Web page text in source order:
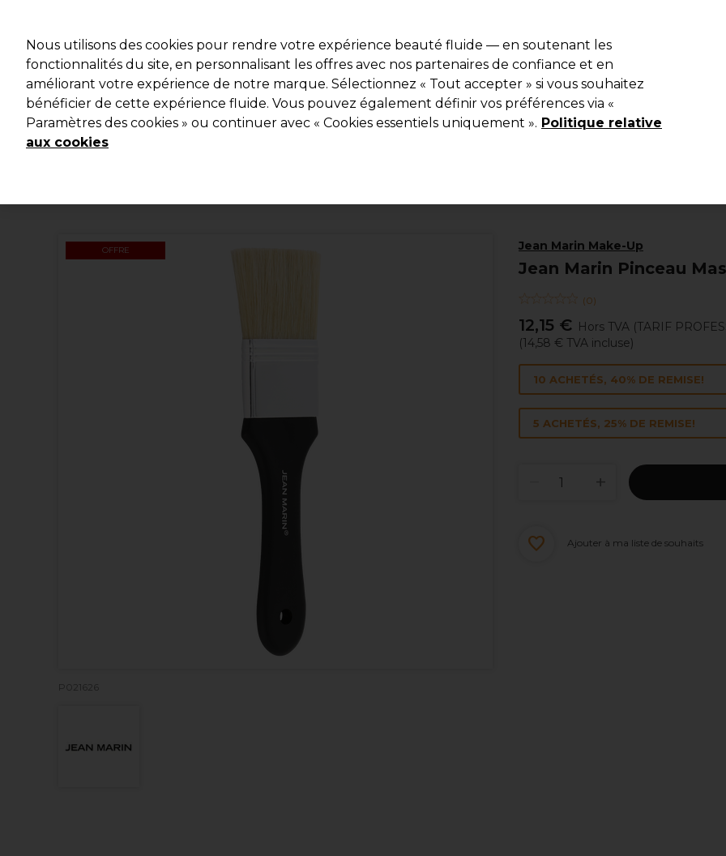
Rechercher
Marques Bons plans Coiffure Electro et Matériel Equipement de salon Beauté Hommes Les
Livraison et délais
Jean Marin Make-Up
Jean Marin Pinceau
(0)
12,15 € Hors TVA (TARIF
(14,58 € TVA incluse)
OFFRE
P021626
10 ACHETÉS, 40% DE REMISE!
5 ACHETÉS, 25% DE REMISE!
Ajouter à ma liste de souhaits
Nous utilisons des cookies pour rendre votre expérience beauté fluide — en soutenant les
fonctionnalités du site, en personnalisant les offres avec nos partenaires de confiance et en
améliorant votre expérience de notre marque. Sélectionnez « Tout accepter » si vous souhaitez
bénéficier de cette expérience fluide. Vous pouvez également définir vos préférences via «
Paramètres des cookies » ou continuer avec « Cookies essentiels uniquement ». Politique relative
aux cookies